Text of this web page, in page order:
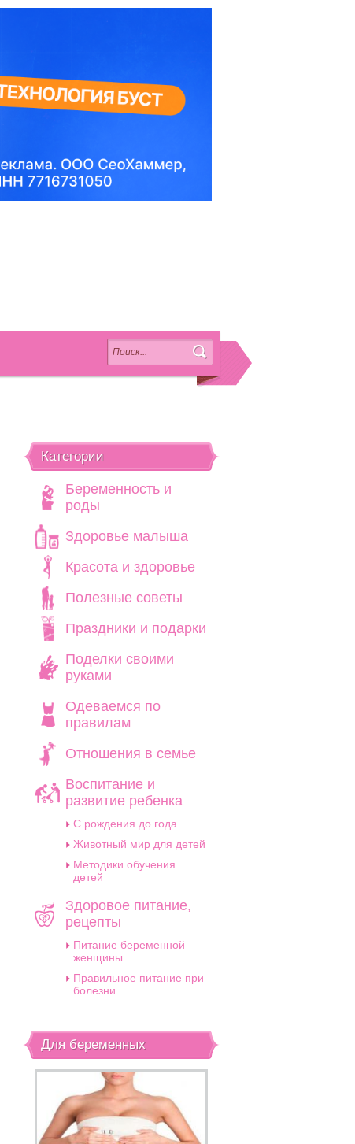
Категории
Беременность и
роды
Здоровье малыша
Красота и здоровье
Полезные советы
Праздники и подарки
Поделки своими
руками
Одеваемся по
правилам
Отношения в семье
Воспитание и
развитие ребенка
C рождения до года
Животный мир для детей
Методики обучения
детей
Здоровое питание,
рецепты
Питание беременной
женщины
Правильное питание при
болезни
Для беременных